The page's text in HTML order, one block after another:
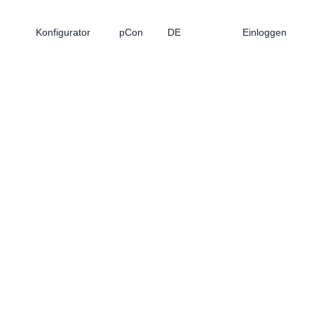
Konfigurator pCon DE Einloggen